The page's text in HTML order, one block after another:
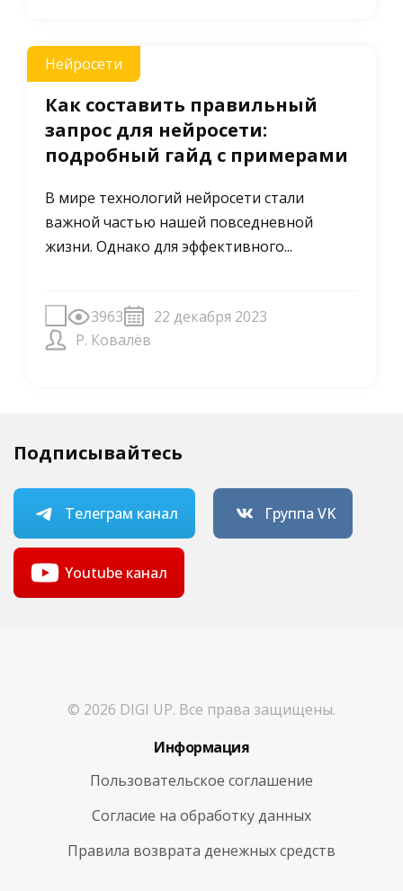
Нейросети
Как составить правильный
запрос для нейросети:
подробный гайд с примерами
В мире технологий нейросети стали
важной частью нашей повседневной
жизни. Однако для эффективного...
3963
22 декабря 2023
Р. Ковалёв
Подписывайтесь
Телеграм канал Группа VK
Youtube канал
© 2026 DIGI UP. Все права защищены.
Информация
Пользовательское соглашение
Согласие на обработку данных
Правила возврата денежных средств